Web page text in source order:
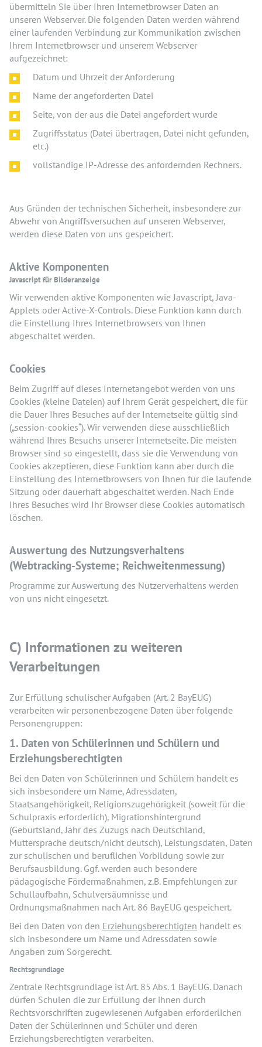
übermitteln Sie über Ihren Internetbrowser Daten an
unseren Webserver. Die folgenden Daten werden während
einer laufenden Verbindung zur Kommunikation zwischen
Ihrem Internetbrowser und unserem Webserver
aufgezeichnet:
Datum und Uhrzeit der Anforderung
Name der angeforderten Datei
Seite, von der aus die Datei angefordert wurde
Zugriffsstatus (Datei übertragen, Datei nicht gefunden,
etc.)
vollständige IP-Adresse des anfordernden Rechners.
Aus Gründen der technischen Sicherheit, insbesondere zur
Abwehr von Angriffsversuchen auf unseren Webserver,
werden diese Daten von uns gespeichert.
Aktive Komponenten
Javascript für Bilderanzeige
Wir verwenden aktive Komponenten wie Javascript, Java-
Applets oder Active-X-Controls. Diese Funktion kann durch
die Einstellung Ihres Internetbrowsers von Ihnen
abgeschaltet werden.
Cookies
Beim Zugriff auf dieses Internetangebot werden von uns
Cookies (kleine Dateien) auf Ihrem Gerät gespeichert, die für
die Dauer Ihres Besuches auf der Internetseite gültig sind
(„session-cookies“). Wir verwenden diese ausschließlich
während Ihres Besuchs unserer Internetseite. Die meisten
Browser sind so eingestellt, dass sie die Verwendung von
Cookies akzeptieren, diese Funktion kann aber durch die
Einstellung des Internetbrowsers von Ihnen für die laufende
Sitzung oder dauerhaft abgeschaltet werden. Nach Ende
Ihres Besuches wird Ihr Browser diese Cookies automatisch
löschen.
Auswertung des Nutzungsverhaltens
(Webtracking-Systeme; Reichweitenmessung)
Programme zur Auswertung des Nutzerverhaltens werden
von uns nicht eingesetzt.
C) Informationen zu weiteren
Verarbeitungen
Zur Erfüllung schulischer Aufgaben (Art. 2 BayEUG)
verarbeiten wir personenbezogene Daten über folgende
Personengruppen:
1. Daten von Schülerinnen und Schülern und
Erziehungsberechtigten
Bei den Daten von Schülerinnen und Schülern handelt es
sich insbesondere um Name, Adressdaten,
Staatsangehörigkeit, Religionszugehörigkeit (soweit für die
Schulpraxis erforderlich), Migrationshintergrund
(Geburtsland, Jahr des Zuzugs nach Deutschland,
Muttersprache deutsch/nicht deutsch), Leistungsdaten, Daten
zur schulischen und beruflichen Vorbildung sowie zur
Berufsausbildung. Ggf. werden auch besondere
pädagogische Fördermaßnahmen, z.B. Empfehlungen zur
Schullaufbahn, Schulversäumnisse und
Ordnungsmaßnahmen nach Art. 86 BayEUG gespeichert.
Bei den Daten von den Erziehungsberechtigten handelt es
sich insbesondere um Name und Adressdaten sowie
Angaben zum Sorgerecht.
Rechtsgrundlage
Zentrale Rechtsgrundlage ist Art. 85 Abs. 1 BayEUG. Danach
dürfen Schulen die zur Erfüllung der ihnen durch
Rechtsvorschriften zugewiesenen Aufgaben erforderlichen
Daten der Schülerinnen und Schüler und deren
Erziehungsberechtigten verarbeiten.